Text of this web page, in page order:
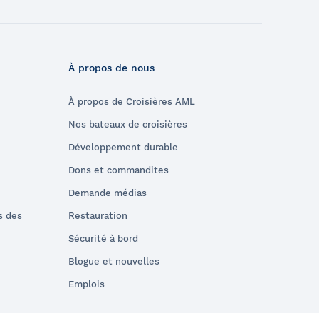
des
À propos de nous
À propos de Croisières AML
Nos bateaux de croisières
Développement durable
Dons et commandites
Demande médias
Restauration
Sécurité à bord
Blogue et nouvelles
Emplois